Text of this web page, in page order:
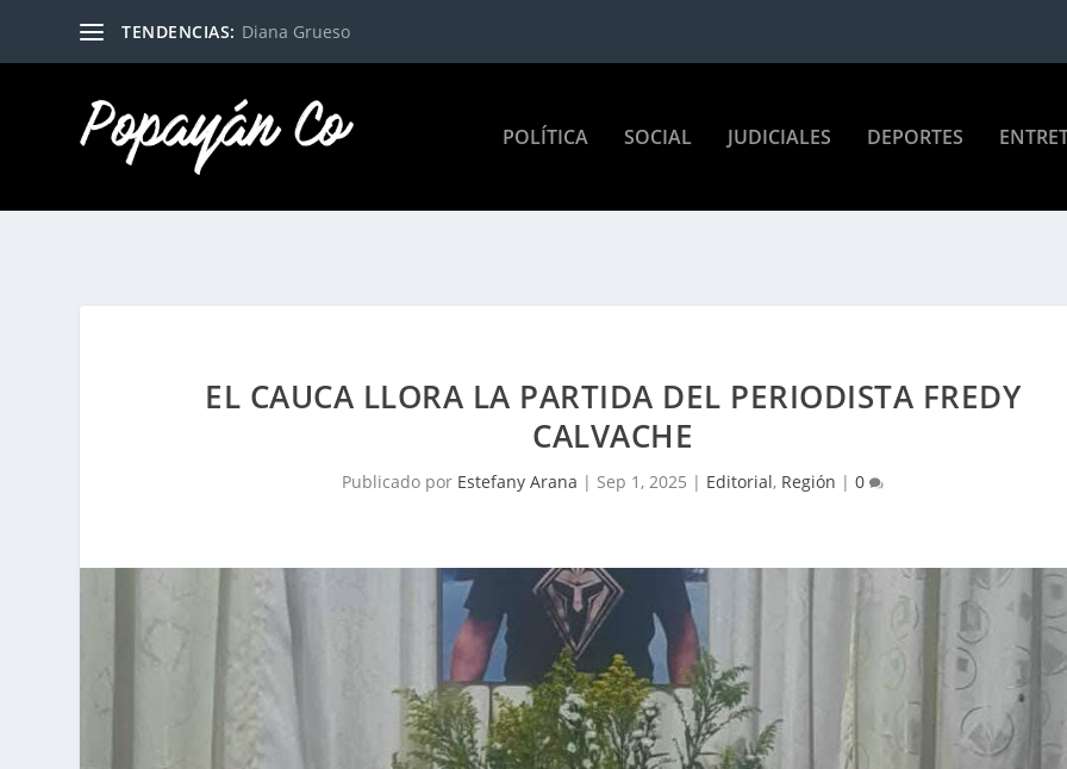
TENDENCIAS: Diana Grueso
POLÍTICA SOCIAL JUDICIALES DEPORTES
EL CAUCA LLORA LA PARTIDA DEL PERIODISTA FREDY
CALVACHE
Publicado por Estefany Arana | Sep 1, 2025 | Editorial, Región |0